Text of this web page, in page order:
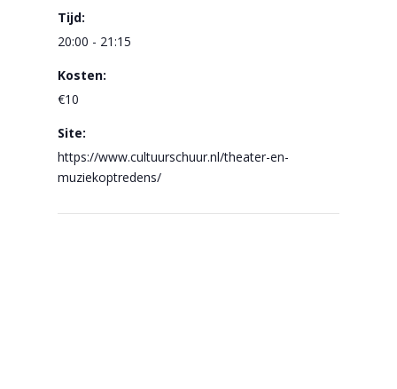
Tijd:
20:00 - 21:15
Kosten:
€10
Site:
https://www.cultuurschuur.nl/theater-en-
muziekoptredens/